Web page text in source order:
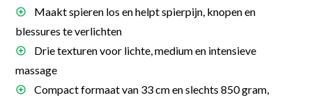
Maakt spieren los en helpt spierpijn, knopen en
blessures te verlichten
Drie texturen voor lichte, medium en intensieve
massage
Compact formaat van 33 cm en slechts 850 gram,